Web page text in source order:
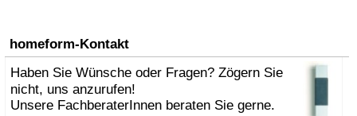
homeform-Kontakt
Haben Sie Wünsche oder Fragen? Zögern Sie
nicht, uns anzurufen!
Unsere FachberaterInnen beraten Sie gerne.